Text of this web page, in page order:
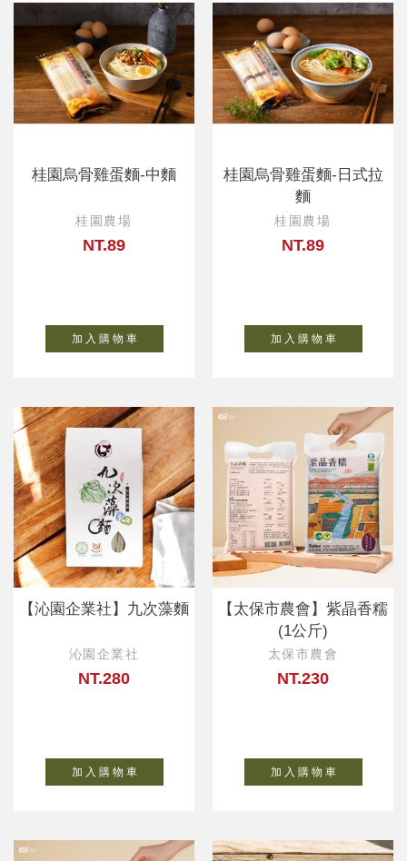
桂園烏骨雞蛋麵-中麵
桂園農場
NT.89
加 入 購 物 車
桂園烏骨雞蛋麵-日式拉
麵
桂園農場
NT.89
加 入 購 物 車
【沁園企業社】九次藻麵
沁園企業社
NT.280
加 入 購 物 車
【太保市農會】紫晶香糯
(1公斤)
太保市農會
NT.230
加 入 購 物 車